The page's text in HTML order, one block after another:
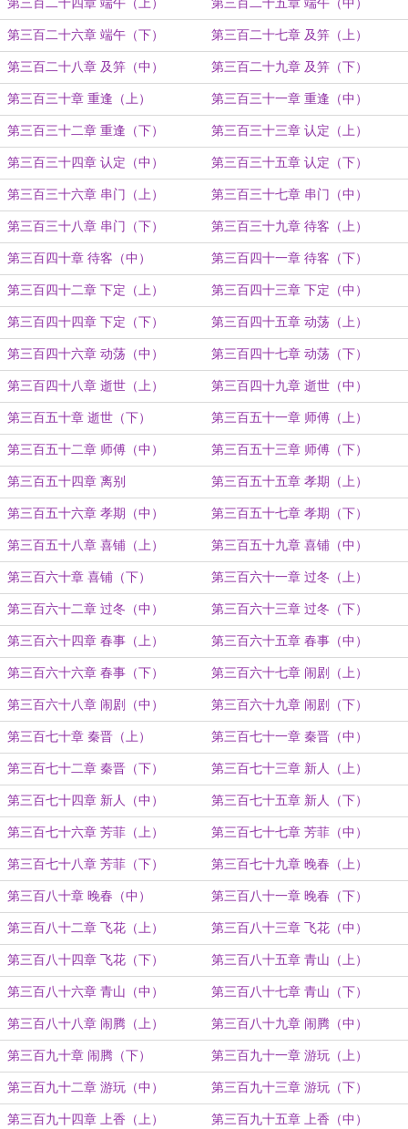
第三百二十四章 端午（上） 第三百二十五章 端午（中）
第三百二十六章 端午（下） 第三百二十七章 及笄（上）
第三百二十八章 及笄（中） 第三百二十九章 及笄（下）
第三百三十章 重逢（上） 第三百三十一章 重逢（中）
第三百三十二章 重逢（下） 第三百三十三章 认定（上）
第三百三十四章 认定（中） 第三百三十五章 认定（下）
第三百三十六章 串门（上） 第三百三十七章 串门（中）
第三百三十八章 串门（下） 第三百三十九章 待客（上）
第三百四十章 待客（中） 第三百四十一章 待客（下）
第三百四十二章 下定（上） 第三百四十三章 下定（中）
第三百四十四章 下定（下） 第三百四十五章 动荡（上）
第三百四十六章 动荡（中） 第三百四十七章 动荡（下）
第三百四十八章 逝世（上） 第三百四十九章 逝世（中）
第三百五十章 逝世（下） 第三百五十一章 师傅（上）
第三百五十二章 师傅（中） 第三百五十三章 师傅（下）
第三百五十四章 离别 第三百五十五章 孝期（上）
第三百五十六章 孝期（中） 第三百五十七章 孝期（下）
第三百五十八章 喜铺（上） 第三百五十九章 喜铺（中）
第三百六十章 喜铺（下） 第三百六十一章 过冬（上）
第三百六十二章 过冬（中） 第三百六十三章 过冬（下）
第三百六十四章 春事（上） 第三百六十五章 春事（中）
第三百六十六章 春事（下） 第三百六十七章 闹剧（上）
第三百六十八章 闹剧（中） 第三百六十九章 闹剧（下）
第三百七十章 秦晋（上） 第三百七十一章 秦晋（中）
第三百七十二章 秦晋（下） 第三百七十三章 新人（上）
第三百七十四章 新人（中） 第三百七十五章 新人（下）
第三百七十六章 芳菲（上） 第三百七十七章 芳菲（中）
第三百七十八章 芳菲（下） 第三百七十九章 晚春（上）
第三百八十章 晚春（中） 第三百八十一章 晚春（下）
第三百八十二章 飞花（上） 第三百八十三章 飞花（中）
第三百八十四章 飞花（下） 第三百八十五章 青山（上）
第三百八十六章 青山（中） 第三百八十七章 青山（下）
第三百八十八章 闹腾（上） 第三百八十九章 闹腾（中）
第三百九十章 闹腾（下） 第三百九十一章 游玩（上）
第三百九十二章 游玩（中） 第三百九十三章 游玩（下）
第三百九十四章 上香（上） 第三百九十五章 上香（中）